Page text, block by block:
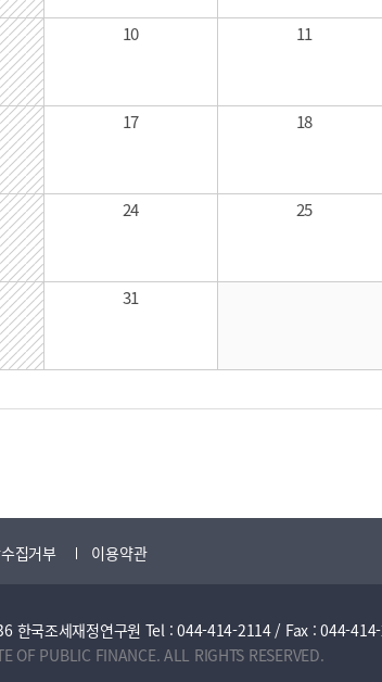
10 11
17 18
24 25
31
집거부 이용약관
한국조세재정연구원 Tel : 044-414-2114 / Fax : 044-
OF PUBLIC FINANCE. ALL RIGHTS RESERVED.